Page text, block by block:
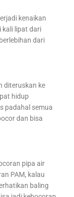
kenaikan
kali lipat dari
dari
diteruskan ke
hidup
padahal semua
dan bisa
pipa air
PAM, kalau
baling